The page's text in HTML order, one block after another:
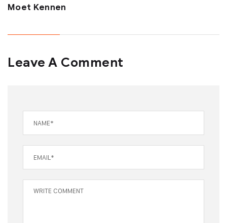
Moet Kennen
Leave A Comment